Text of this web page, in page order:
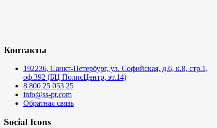
Контакты
192236, Санкт-Петербург, ул. Софийская, д.6, к.8, стр.1,
оф.392 (БЦ ПолисЦентр, эт.14)
8 800 25 053 25
info@ss-pt.com
Обратная связь
Social Icons